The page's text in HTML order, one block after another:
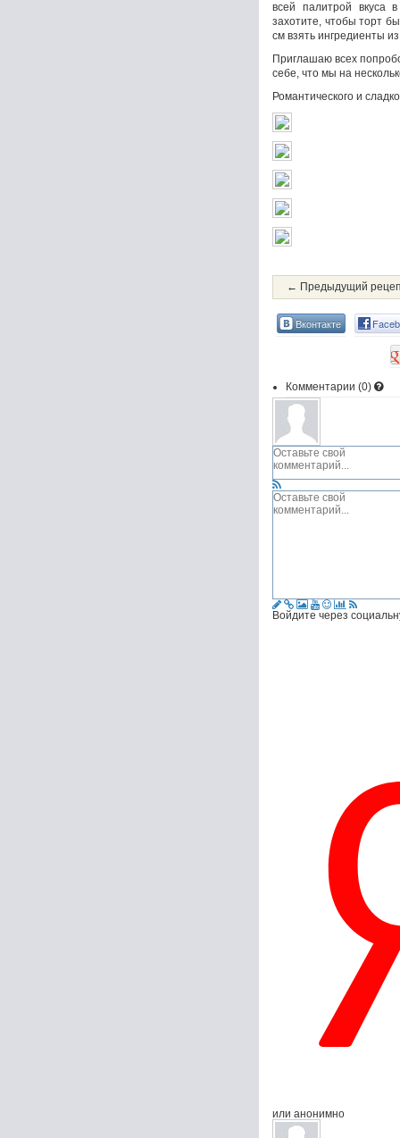
всей палитрой вкуса
захотите, чтобы торт
см взять ингредиенты
Приглашаю всех
себе, что мы на
Романтического и
← Предыдущий
Вконтакте
Комментарии (0)
Войдите через
или анонимно